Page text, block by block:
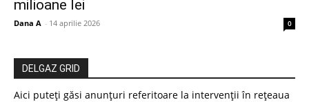
milioane lei
Dana A - 14 aprilie 2026 0
DELGAZ GRID
Aici puteți găsi anunțuri referitoare la intervenții în rețeaua